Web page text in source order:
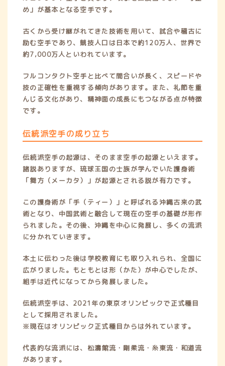
め」が基本となる空手です。
古くから受け継がれてきた技術を用いて、試合や稽古に
励む空手であり、競技人口は日本で約120万人、世界で
約7,000万人といわれています。
フルコンタクト空手と比べて間合いが長く、スピードや
技の正確性を重視する傾向があります。また、礼節を重
んじる文化があり、精神面の成長にもつながる点が特徴
です。
伝統派空手の成り立ち
伝統派空手の起源は、そのまま空手の起源といえます。
諸説ありますが、琉球王国の士族が学んでいた護身術
「舞方（メーカタ）」が起源とされる説が有力です。
この護身術が「手（ティー）」と呼ばれる沖縄古来の武
術となり、中国武術と融合して現在の空手の基礎が形作
られました。その後、沖縄を中心に発展し、多くの流派
に分かれていきます。
本土に伝わった後は学校教育にも取り入れられ、全国に
広がりました。もともとは形（かた）が中心でしたが、
組手は近代になってから発展しました。
伝統派空手は、2021年の東京オリンピックで正式種目
として採用されました。
※現在はオリンピック正式種目からは外れています。
代表的な流派には、松濤館流・剛柔流・糸東流・和道流
があります。